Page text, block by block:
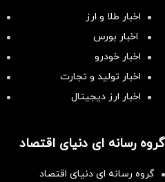
اخبار طلا و ارز
اخبار بورس
اخبار خودرو
اخبار تولید و تجارت
اخبار ارز دیجیتال
گروه رسانه ای دنیای اقتصاد
گروه رسانه ای دنیای اقتصاد